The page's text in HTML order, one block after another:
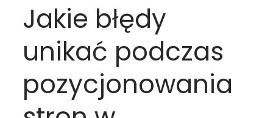
Jakie błędy
unikać podczas
pozycjonowania